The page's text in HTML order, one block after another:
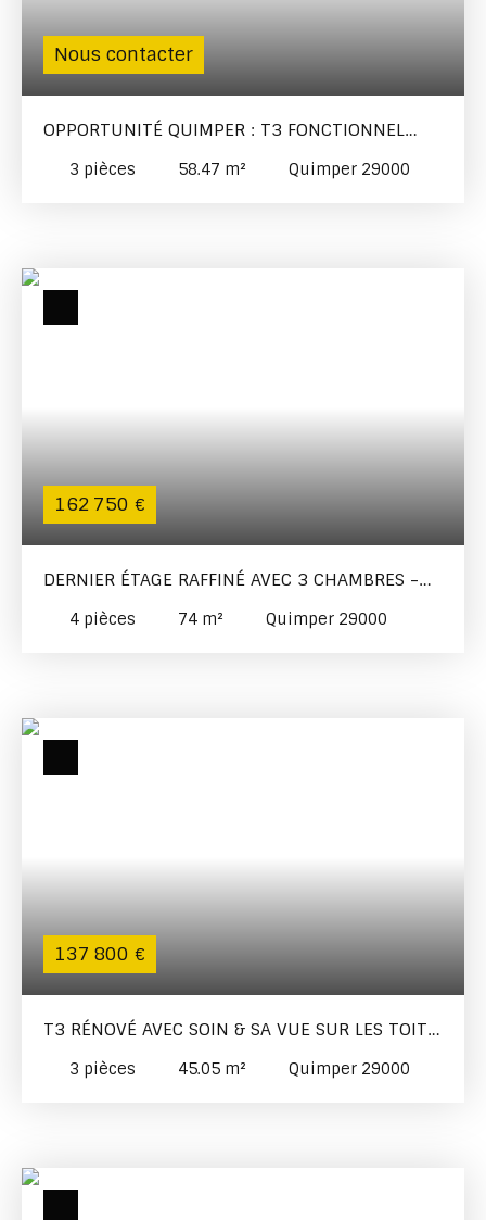
Nous contacter
OPPORTUNITÉ QUIMPER : T3 FONCTIONNEL
3 pièces 58.47 m² Quimper 29000
162 750 €
DERNIER ÉTAGE RAFFINÉ AVEC 3 CHAMBRES -
4 pièces 74 m² Quimper 29000
137 800 €
T3 RÉNOVÉ AVEC SOIN & SA VUE SUR LES TOITS
3 pièces 45.05 m² Quimper 29000